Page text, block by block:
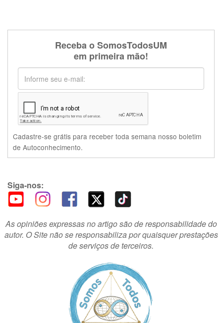
Receba o SomosTodosUM
em primeira mão!
Cadastre-se grátis para receber toda semana nosso boletim
de Autoconhecimento.
Siga-nos:
As opiniões expressas no artigo são de responsabilidade do
autor. O Site não se responsabiliza por quaisquer prestações
de serviços de terceiros.